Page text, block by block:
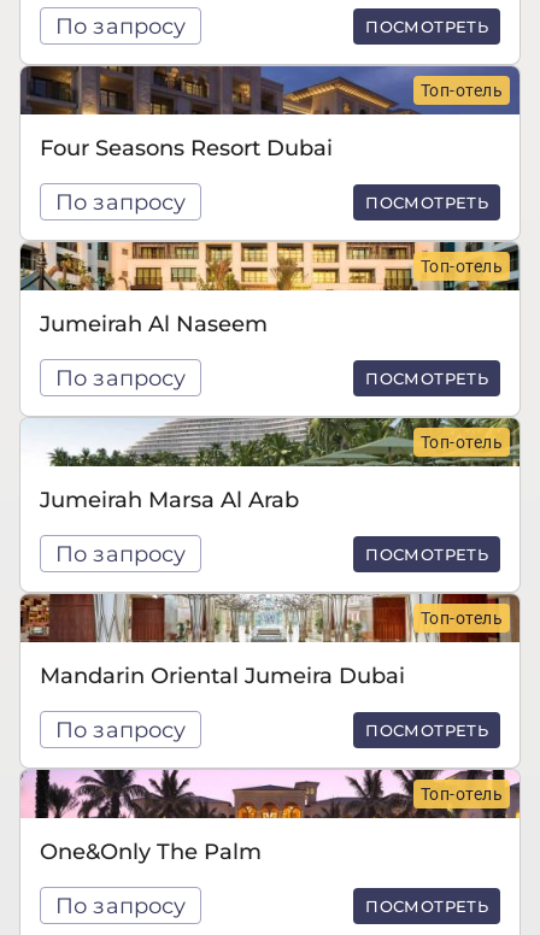
По запросу ПОСМОТРЕТЬ
Топ-отель
Four Seasons Resort Dubai
По запросу ПОСМОТРЕТЬ
Топ-отель
Jumeirah Al Naseem
По запросу ПОСМОТРЕТЬ
Топ-отель
Jumeirah Marsa Al Arab
По запросу ПОСМОТРЕТЬ
Топ-отель
Mandarin Oriental Jumeira Dubai
По запросу ПОСМОТРЕТЬ
Топ-отель
One&Only The Palm
По запросу ПОСМОТРЕТЬ